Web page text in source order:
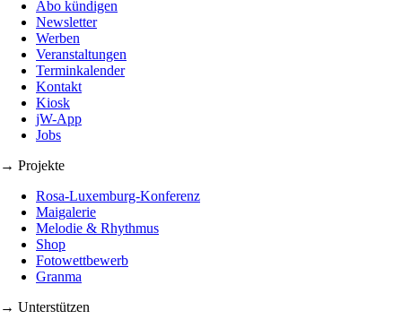
Abo kündigen
Newsletter
Werben
Veranstaltungen
Terminkalender
Kontakt
Kiosk
jW-App
Jobs
→ Projekte
Rosa-Luxemburg-Konferenz
Maigalerie
Melodie & Rhythmus
Shop
Fotowettbewerb
Granma
→ Unterstützen